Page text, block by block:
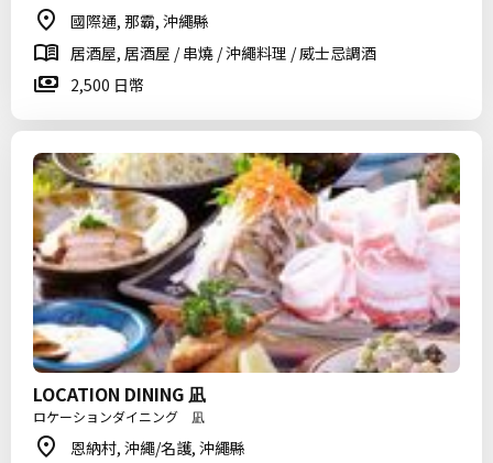
國際通, 那霸, 沖繩縣
居酒屋, 居酒屋 / 串燒 / 沖繩料理 / 威士忌調酒
2,500 日幣
LOCATION DINING 凪
ロケーションダイニング 凪
恩納村, 沖繩/名護, 沖繩縣